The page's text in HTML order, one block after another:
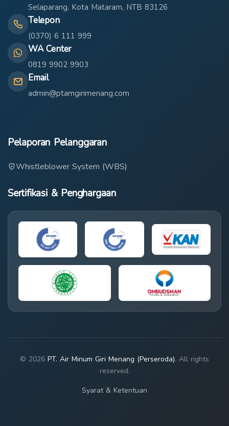
Selaparang, Kota Mataram, NTB 83126
Telepon
(0370) 6 111 999
WA Center
0819 9902 9903
Email
admin@ptamgirimenang.com
Pelaporan Pelanggaran
Whistleblower System (WBS)
Sertifikasi & Penghargaan
© 2026 PT. Air Minum Giri Menang (Perseroda). All rights
reserved.
Syarat & Ketentuan